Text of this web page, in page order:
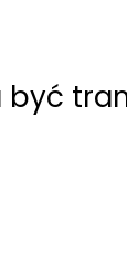
być